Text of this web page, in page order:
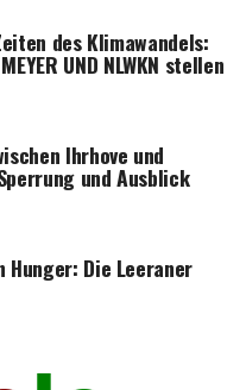
des Kli­ma­wan­dels:
UND NLWKN stel­len
Ihr­ho­ve und
und Ausblick
Hun­ger: Die Leera­ner